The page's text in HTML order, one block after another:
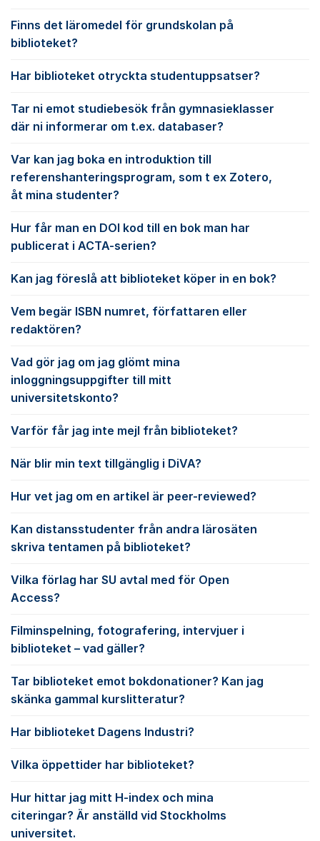
Finns det läromedel för grundskolan på
biblioteket?
Har biblioteket otryckta studentuppsatser?
Tar ni emot studiebesök från gymnasieklasser
där ni informerar om t.ex. databaser?
Var kan jag boka en introduktion till
referenshanteringsprogram, som t ex Zotero,
åt mina studenter?
Hur får man en DOI kod till en bok man har
publicerat i ACTA-serien?
Kan jag föreslå att biblioteket köper in en bok?
Vem begär ISBN numret, författaren eller
redaktören?
Vad gör jag om jag glömt mina
inloggningsuppgifter till mitt
universitetskonto?
Varför får jag inte mejl från biblioteket?
När blir min text tillgänglig i DiVA?
Hur vet jag om en artikel är peer-reviewed?
Kan distansstudenter från andra lärosäten
skriva tentamen på biblioteket?
Vilka förlag har SU avtal med för Open
Access?
Filminspelning, fotografering, intervjuer i
biblioteket – vad gäller?
Tar biblioteket emot bokdonationer? Kan jag
skänka gammal kurslitteratur?
Har biblioteket Dagens Industri?
Vilka öppettider har biblioteket?
Hur hittar jag mitt H-index och mina
citeringar? Är anställd vid Stockholms
universitet.